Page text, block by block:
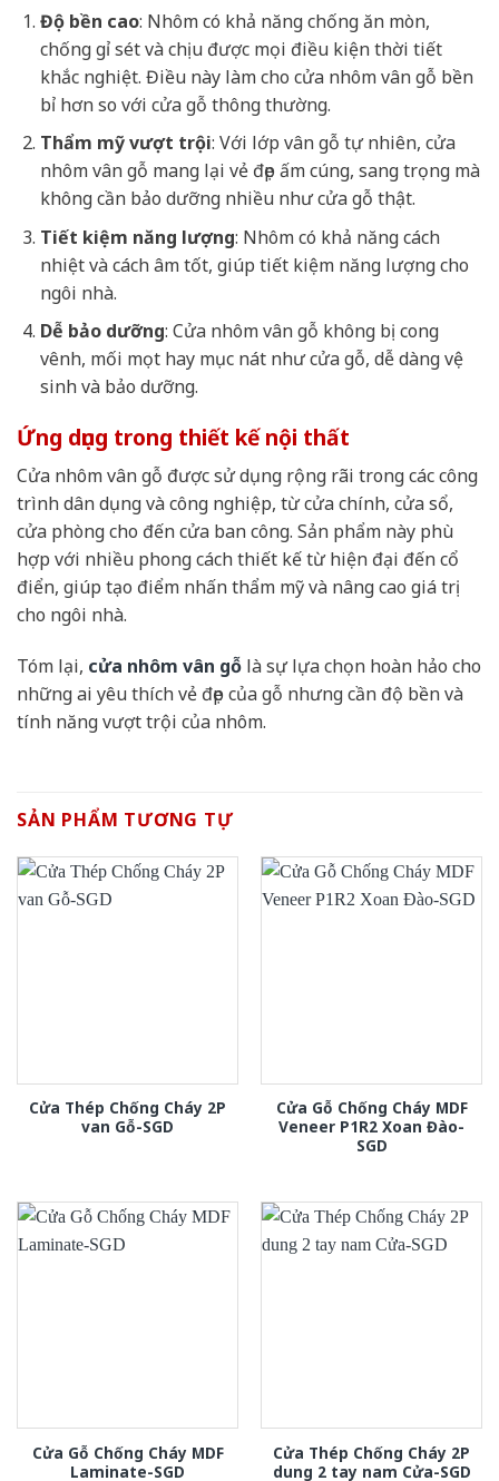
Độ bền cao: Nhôm có khả năng chống ăn mòn,
chống gỉ sét và chịu được mọi điều kiện thời tiết
khắc nghiệt. Điều này làm cho cửa nhôm vân gỗ bền
bỉ hơn so với cửa gỗ thông thường.
Thẩm mỹ vượt trội: Với lớp vân gỗ tự nhiên, cửa
nhôm vân gỗ mang lại vẻ đẹp ấm cúng, sang trọng mà
không cần bảo dưỡng nhiều như cửa gỗ thật.
Tiết kiệm năng lượng: Nhôm có khả năng cách
nhiệt và cách âm tốt, giúp tiết kiệm năng lượng cho
ngôi nhà.
Dễ bảo dưỡng: Cửa nhôm vân gỗ không bị cong
vênh, mối mọt hay mục nát như cửa gỗ, dễ dàng vệ
sinh và bảo dưỡng.
Ứng dụng trong thiết kế nội thất
Cửa nhôm vân gỗ được sử dụng rộng rãi trong các công
trình dân dụng và công nghiệp, từ cửa chính, cửa sổ,
cửa phòng cho đến cửa ban công. Sản phẩm này phù
hợp với nhiều phong cách thiết kế từ hiện đại đến cổ
điển, giúp tạo điểm nhấn thẩm mỹ và nâng cao giá trị
cho ngôi nhà.
Tóm lại, cửa nhôm vân gỗ là sự lựa chọn hoàn hảo cho
những ai yêu thích vẻ đẹp của gỗ nhưng cần độ bền và
tính năng vượt trội của nhôm.
SẢN PHẨM TƯƠNG TỰ
Cửa Thép Chống Cháy 2P
van Gỗ-SGD
Cửa Gỗ Chống Cháy MDF
Veneer P1R2 Xoan Đào-
SGD
Cửa Gỗ Chống Cháy MDF
Laminate-SGD
Cửa Thép Chống Cháy 2P
dung 2 tay nam Cửa-SGD